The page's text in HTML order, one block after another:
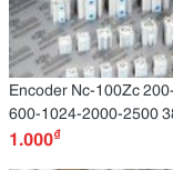
Encoder Nc-100Zc
600-1024-2000-2500
Mã Hóa Baumer Dabu
1.000₫